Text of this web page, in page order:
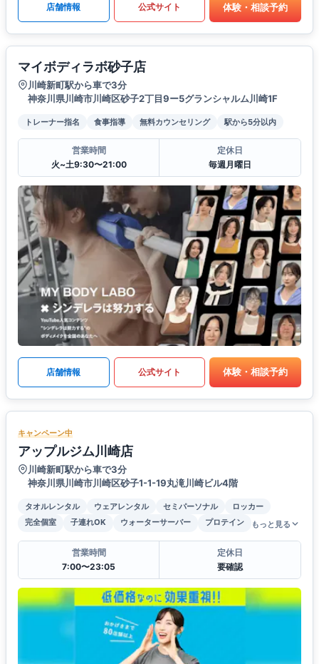
店舗情報 公式サイト 体験・相談予約
マイボディラボ砂子店
川崎新町駅から車で3分
神奈川県川崎市川崎区砂子2丁目9ー5グランシャルム川崎1F
トレーナー指名 食事指導 無料カウンセリング 駅から5分以内
営業時間
火~土9:30〜21:00
定休日
毎週月曜日
店舗情報 公式サイト 体験・相談予約
キャンペーン中
アップルジム川崎店
川崎新町駅から車で3分
神奈川県川崎市川崎区砂子1-1-19丸滝川崎ビル4階
タオルレンタル ウェアレンタル セミパーソナル
ロッカー
完全個室
子連れOK ウォーターサーバー プロテイン もっと見る
営業時間
7:00〜23:05
定休日
要確認